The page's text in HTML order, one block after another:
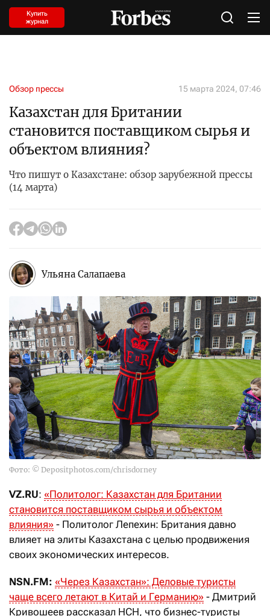
Купить
журнал
Обзор прессы 15 марта 2024, 07:46
Казахстан для Британии
становится поставщиком сырья и
объектом влияния?
Что пишут о Казахстане: обзор зарубежной прессы
(14 марта)
Ульяна Салапаева
Фото: © Depositphotos.com/chrisdorney
VZ.RU: «Политолог: Казахстан для Британии
становится поставщиком сырья и объектом
влияния» - Политолог Лепехин: Британия давно
влияет на элиты Казахстана с целью продвижения
своих экономических интересов.
NSN.FM: «Через Казахстан»: Деловые туристы
чаще всего летают в Китай и Германию» - Дмитрий
Кривошеев рассказал НСН, что бизнес-туристы